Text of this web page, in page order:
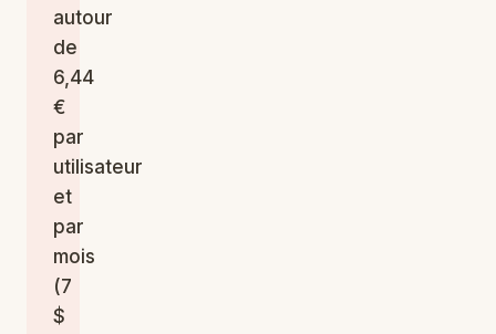
autour
de
6,44
€
par
utilisateur
et
par
mois
(7
$